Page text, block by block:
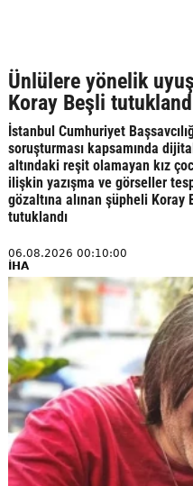
Ünlülere yönelik
Koray Beşli
İstanbul Cumhuriyet
soruşturması kapsamında
altındaki reşit olamayan kız
ilişkin yazışma ve görseller
gözaltına alınan şüpheli Koray
tutuklandı
06.08.2026 00:10:00
İHA